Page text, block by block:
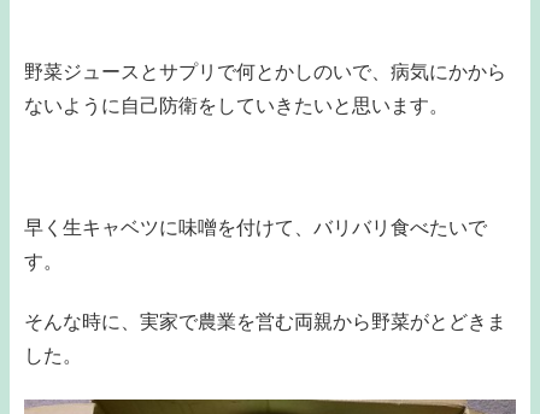
野菜ジュースとサプリで何とかしのいで、病気にかから
ないように自己防衛をしていきたいと思います。
早く生キャベツに味噌を付けて、バリバリ食べたいで
す。
そんな時に、実家で農業を営む両親から野菜がとどきま
した。